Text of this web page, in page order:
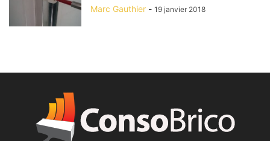
Marc Gauthier - 19 janvier 2018